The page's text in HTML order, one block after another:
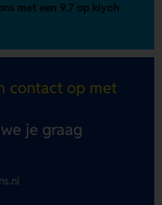
met een 9.7 op kiyoh
contact op met
je graag